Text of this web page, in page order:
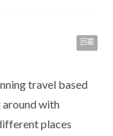
回覆
travel based
around with
places